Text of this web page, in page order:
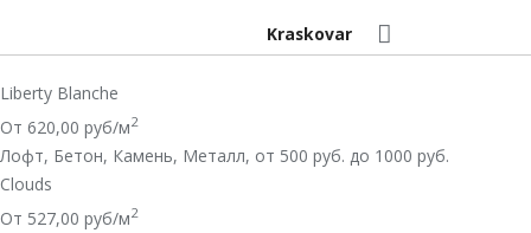
Kraskovar
Liberty Blanche
От 620,00 руб/м2
Лофт, Бетон, Камень, Металл, от 500 руб. до 1000 руб.
Clouds
От 527,00 руб/м2